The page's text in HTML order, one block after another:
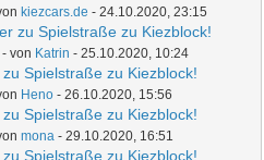
kiezcars.de - 24.10.2020, 23:15
zu Spielstraße zu Kiezblock!
- von Katrin - 25.10.2020, 10:24
Spielstraße zu Kiezblock!
Heno - 26.10.2020, 15:56
Spielstraße zu Kiezblock!
mona - 29.10.2020, 16:51
Spielstraße zu Kiezblock!